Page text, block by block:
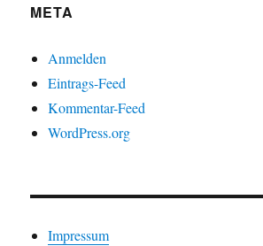
META
Anmelden
Eintrags-Feed
Kommentar-Feed
WordPress.org
Impressum